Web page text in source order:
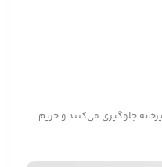
جلوگیری می‌کنند و حریم